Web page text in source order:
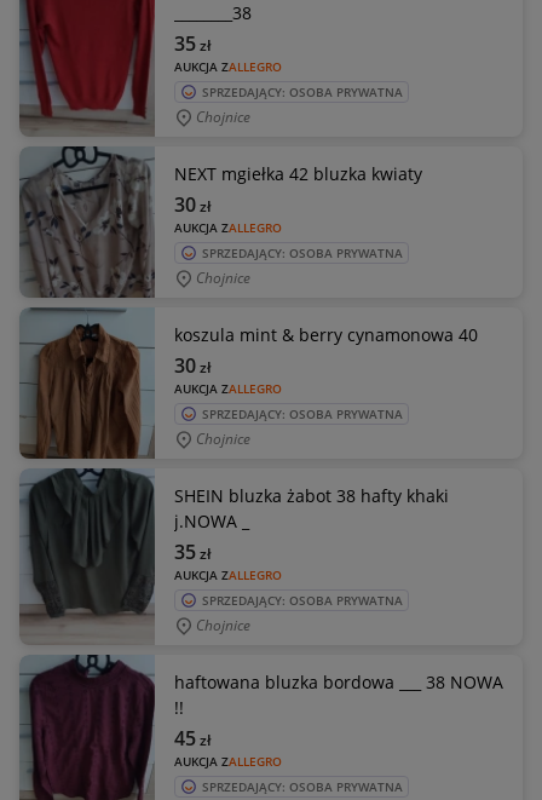
________38
AUKCJA ZALLEGRO
35zł
SPRZEDAJĄCY: OSOBA PRYWATNA
Chojnice
NEXT mgiełka 42 bluzka kwiaty
AUKCJA ZALLEGRO
30zł
SPRZEDAJĄCY: OSOBA PRYWATNA
Chojnice
koszula mint & berry cynamonowa 40
AUKCJA ZALLEGRO
30zł
SPRZEDAJĄCY: OSOBA PRYWATNA
Chojnice
SHEIN bluzka żabot 38 hafty khaki
j.NOWA _
AUKCJA ZALLEGRO
35zł
SPRZEDAJĄCY: OSOBA PRYWATNA
Chojnice
haftowana bluzka bordowa ___ 38 NOWA
!!
AUKCJA ZALLEGRO
45zł
SPRZEDAJĄCY: OSOBA PRYWATNA